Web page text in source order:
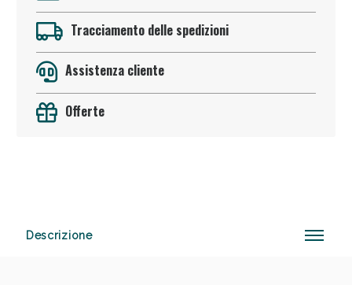
Tracciamento delle spedizioni
Assistenza cliente
Offerte
Descrizione